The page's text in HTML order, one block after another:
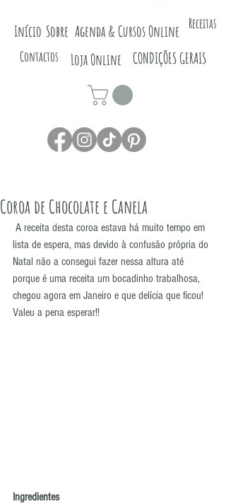
Início Sobre Agenda & Cursos Online
Loja Online
CONDIÇÕES GERAIS
Receitas
Contactos
Coroa de Chocolate e Canela
lista de espera, mas devido à confusão própria do
Natal não a consegui fazer nessa altura até
porque é uma receita um bocadinho trabalhosa,
chegou agora em Janeiro e que delícia que ficou!
Valeu a pena esperar!!
Ingredientes